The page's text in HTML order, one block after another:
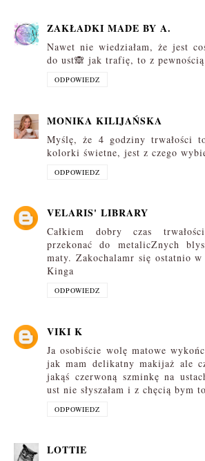
ZAKŁADKI MADE BY A.
Nawet nie wiedziałam, że jest
do ust🙈 jak trafię, to z
ODPOWIEDZ
MONIKA KILIJAŃSKA
Myślę, że 4 godziny trwałości
kolorki świetne, jest z czego
ODPOWIEDZ
VELARIS' LIBRARY
Całkiem dobry czas
przekonać do metalicZnych
maty. Zakochalamr się ostatnio
Kinga
ODPOWIEDZ
VIKI K
Ja osobiście wolę matowe
jak mam delikatny makijaż ale
jakąś czerwoną szminkę na
ust nie słyszałam i z chęcią bym
ODPOWIEDZ
LOTTIE